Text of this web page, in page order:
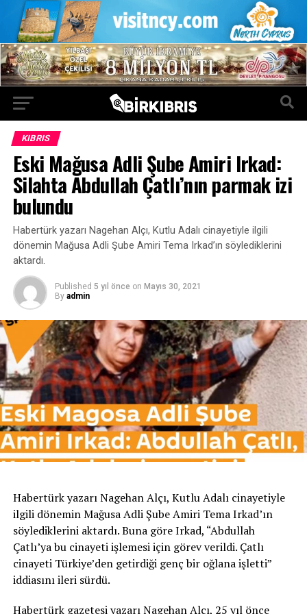
KIBRIS
Eski Mağusa Adli Şube Amiri Irkad:
Silahta Abdullah Çatlı’nın parmak izi
bulundu
Habertürk yazarı Nagehan Alçı, Kutlu Adalı cinayetiyle ilgili
dönemin Mağusa Adli Şube Amiri Tema Irkad’ın söylediklerini
aktardı.
Published 5 yıl önce on Mayıs 30, 2021
By admin
Habertürk yazarı Nagehan Alçı, Kutlu Adalı cinayetiyle
ilgili dönemin Mağusa Adli Şube Amiri Tema Irkad’ın
söylediklerini aktardı. Buna göre Irkad, “Abdullah
Çatlı’ya bu cinayeti işlemesi için görev verildi. Çatlı
cinayeti Türkiye’den getirdiği genç bir oğlana işletti”
iddiasını ileri sürdü.
Habertürk gazetesi yazarı Nagehan Alçı, 25 yıl önce